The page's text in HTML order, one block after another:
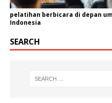
pelatihan berbicara di depan
Indonesia
SEARCH